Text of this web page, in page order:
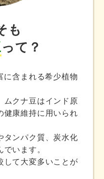
も
って？
に含まれる希少植物
ムクナ豆はインド原
健康維持に用いられ
タンパク質、炭水化
います。
して大変多いことが